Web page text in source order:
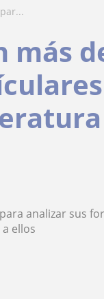
más
analizar sus
ellos